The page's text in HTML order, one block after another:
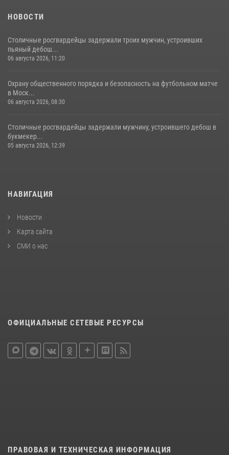
НОВОСТИ
Столичные росгвардейцы задержали троих мужчин, устроивших
пьяный дебош...
06 августа 2026, 11:20
Охрану общественного порядка и безопасность на футбольном матче
в Моск...
06 августа 2026, 08:30
Столичные росгвардейцы задержали мужчину, устроившего дебош в
букмекер...
05 августа 2026, 12:39
НАВИГАЦИЯ
Новости
Карта сайта
СМИ о нас
ОФИЦИАЛЬНЫЕ СЕТЕВЫЕ РЕСУРСЫ
ПРАВОВАЯ И ТЕХНИЧЕСКАЯ ИНФОРМАЦИЯ